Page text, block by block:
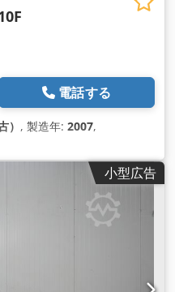
電話する
） , 製造年: 2007,
小型広告